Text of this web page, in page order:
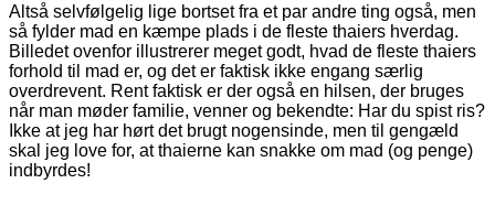
Altså selvfølgelig lige bortset fra et par andre ting også, men
så fylder mad en kæmpe plads i de fleste thaiers hverdag.
Billedet ovenfor illustrerer meget godt, hvad de fleste thaiers
forhold til mad er, og det er faktisk ikke engang særlig
overdrevent. Rent faktisk er der også en hilsen, der bruges
når man møder familie, venner og bekendte: Har du spist ris?
Ikke at jeg har hørt det brugt nogensinde, men til gengæld
skal jeg love for, at thaierne kan snakke om mad (og penge)
indbyrdes!